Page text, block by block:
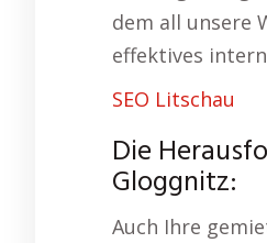
dem all unsere
effektives
SEO Litschau
Die
Gloggnitz:
Auch Ihre